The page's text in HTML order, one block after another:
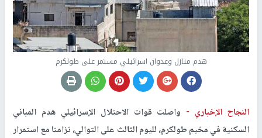
هدم منازل وعدوان اسرائيلي مستمر على طولكرم
النجاح الإخباري - واصلت قوات الاحتلال الإسرائيلي هدم المباني
السكنية في مخيم طولكرم، لليوم الثالث على التوالي، تزامنا مع استمرار